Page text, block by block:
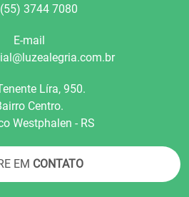
(55) 3744 7080
E-mail
Líra, 950.
Centro.
Westphalen - RS
EM CONTATO